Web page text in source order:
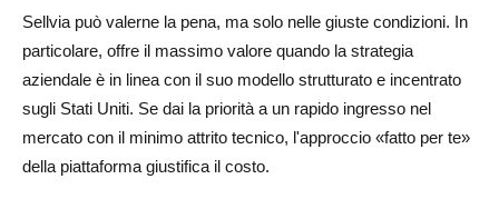
Sellvia può valerne la pena, ma solo nelle giuste condizioni. In
particolare, offre il massimo valore quando la strategia
aziendale è in linea con il suo modello strutturato e incentrato
sugli Stati Uniti. Se dai la priorità a un rapido ingresso nel
mercato con il minimo attrito tecnico, l'approccio «fatto per te»
della piattaforma giustifica il costo.